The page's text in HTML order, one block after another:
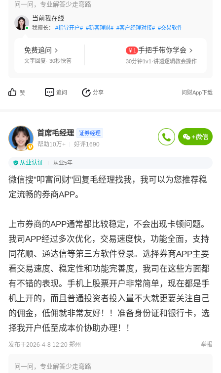
问一问，专业解答少走弯路
当前我在线
我擅长： #指导开户# #新客理财# #客户经理对接# #交易软件指导#
免费追问
文字回复· 30秒快答
￥1 手把手带你学会
30分钟1v1·讲透逻辑教会操作
赞 追问 分享 问财App下载
首席毛经理 证券经理
帮助10万+ 好评1690
从业认证 从业5年
微信搜"叩富问财"回复毛经理找我，我可以为您推荐稳
定流畅的券商APP。
上市券商的APP通常都比较稳定，不会出现卡顿问题。
我司APP经过多次优化，交易速度快，功能全面，支持
同花顺、通达信等第三方软件登录。选择券商APP主要
看交易速度、稳定性和功能完善度，我司在这些方面都
有不错的表现。手机上股票开户非常简单，现在都是手
机上开的，而且普通投资者投入量不大就更要关注自己
的佣金，低佣就非常友好！！准备身份证和银行卡，选
择我开户低至成本价协助办理！！
发布于2026-4-8 12:20 郑州 举报
问一问，专业解答少走弯路